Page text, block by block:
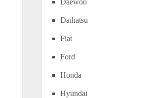
Daewoo
Daihatsu
Fiat
Ford
Honda
Hyundai